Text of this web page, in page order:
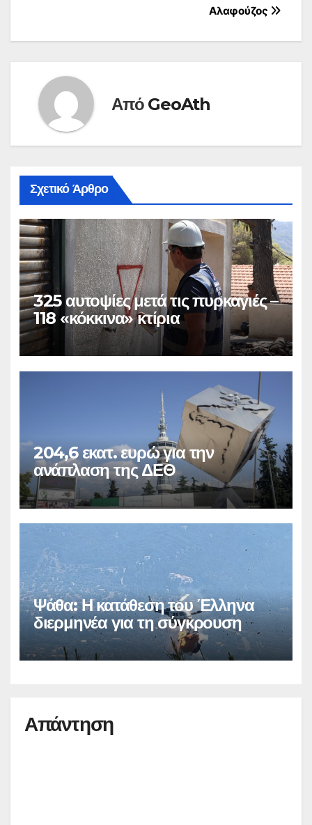
Αλαφούζος
Από GeoAth
Σχετικό Άρθρο
325 αυτοψίες μετά τις πυρκαγιές –
118 «κόκκινα» κτίρια
204,6 εκατ. ευρώ για την
ανάπλαση της ΔΕΘ
Ψάθα: Η κατάθεση του Έλληνα
διερμηνέα για τη σύγκρουση
Απάντηση